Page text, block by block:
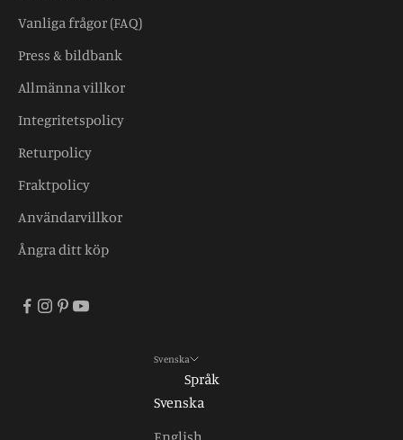
Vanliga frågor (FAQ)
Press & bildbank
Allmänna villkor
Integritetspolicy
Returpolicy
Fraktpolicy
Användarvillkor
Ångra ditt köp
Svenska
Språk
Svenska
English